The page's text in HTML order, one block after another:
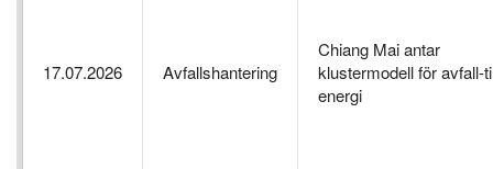
17.07.2026 Avfallshantering
Chiang Mai antar
klustermodell för avfall-
energi